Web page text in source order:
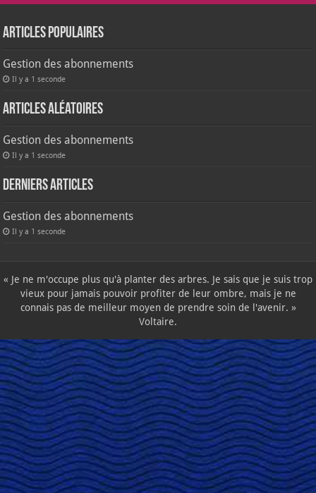
Articles populaires
Gestion des abonnements
Il y a 1 seconde
Articles aléatoires
Gestion des abonnements
Il y a 1 seconde
Derniers articles
Gestion des abonnements
Il y a 1 seconde
« Je ne m'occupe plus qu'à planter des arbres. Je sais que je suis trop
vieux pour jamais pouvoir profiter de leur ombre, mais je ne
connais pas de meilleur moyen de prendre soin de l'avenir. »
Voltaire.